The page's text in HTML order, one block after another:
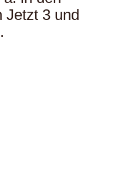
Jetzt 3 und